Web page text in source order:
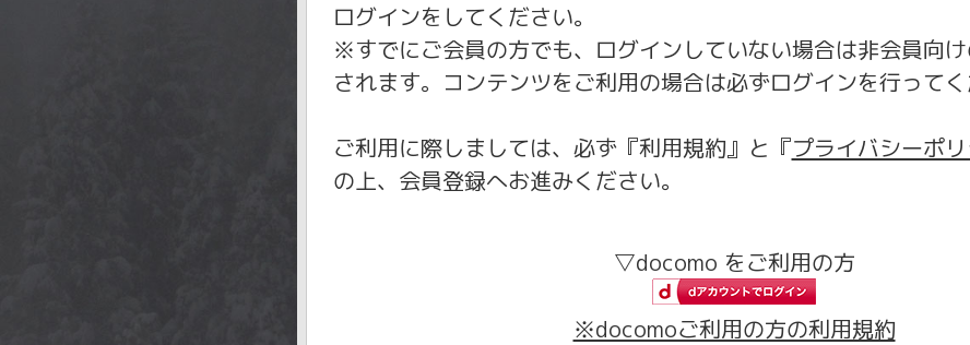
ログインをしてください。
※すでにご会員の方でも、ログインしていない場合は非会員向
されます。コンテンツをご利用の場合は必ずログインを行ってく
ご利用に際しましては、必ず『利用規約』と『プライバシーポ
の上、会員登録へお進みください。
▽docomo をご利用の方
※docomoご利用の方の利用規約